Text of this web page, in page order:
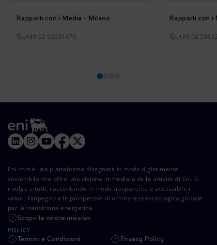
Rapporti con i Media - Milano
+39 02 52031875
Rapporti con i
+39 06
Eni.com è una piattaforma disegnata in modo digitalmente
sostenibile che offre una visione immediata delle attività di Eni. Si
rivolge a tutti, raccontando in modo trasparente e accessibile i
valori, l’impegno e le prospettive di un’impresa tecnologica globale
per la transizione energetica.
Scopri la nostra mission
POLICY
Termini e Condizioni Privacy Policy